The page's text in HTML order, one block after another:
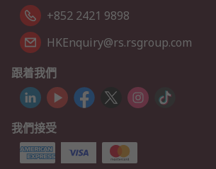
+852 2421 9898
HKEnquiry@rs.rsgroup.com
跟着我們
我們接受